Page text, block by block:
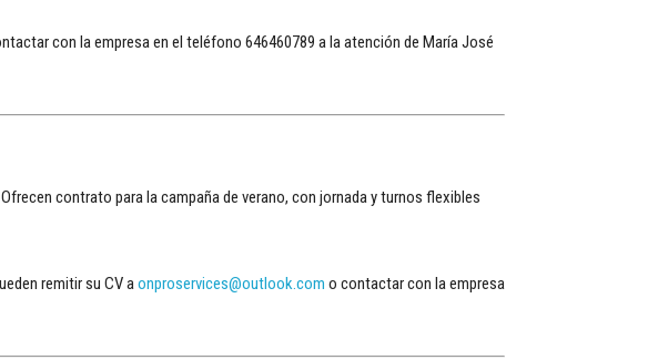
con la empresa en el teléfono 646460789 a la atención de María José
. Ofrecen contrato para la campaña de verano, con jornada y turnos flexibles
remitir su CV a onproservices@outlook.com o contactar con la empresa